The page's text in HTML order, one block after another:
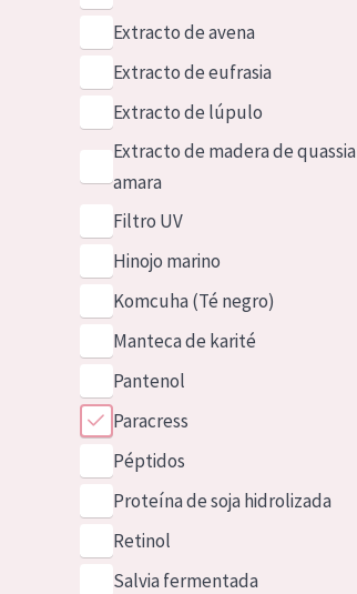
Extracto de avena
Extracto de eufrasia
Extracto de lúpulo
Extracto de madera de quassia
amara
Filtro UV
Hinojo marino
Komcuha (Té negro)
Manteca de karité
Pantenol
Paracress
Péptidos
Proteína de soja hidrolizada
Retinol
Salvia fermentada